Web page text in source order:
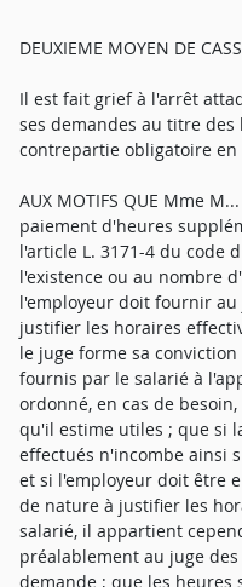
DEUXIEME MOYEN DE
Il est fait grief à l'arrêt
ses demandes au titre
contrepartie obligatoire
AUX MOTIFS QUE Mme
paiement d'heures
l'article L. 3171-4 du code
l'existence ou au nombre
l'employeur doit fournir
justifier les horaires
le juge forme sa
fournis par le salarié à
ordonné, en cas de
qu'il estime utiles ; que si
effectués n'incombe ainsi
et si l'employeur doit être
de nature à justifier les
salarié, il appartient
préalablement au juge
demande ; que les